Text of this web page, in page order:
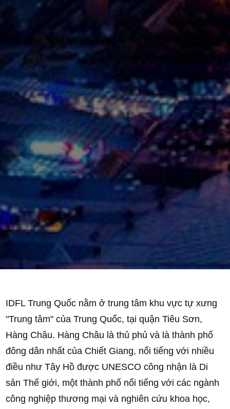
IDFL Trung Quốc nằm ở trung tâm khu vực tự xưng
"Trung tâm" của Trung Quốc, tại quận Tiêu Sơn,
Hàng Châu. Hàng Châu là thủ phủ và là thành phố
đông dân nhất của Chiết Giang, nổi tiếng với nhiều
điều như Tây Hồ được UNESCO công nhận là Di
sản Thế giới, một thành phố nổi tiếng với các ngành
công nghiệp thương mại và nghiên cứu khoa học,